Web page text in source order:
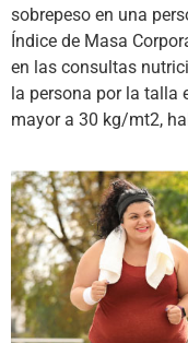
sobrepeso en una
Índice de Masa
en las consultas
la persona por la talla
mayor a 30 kg/mt2,